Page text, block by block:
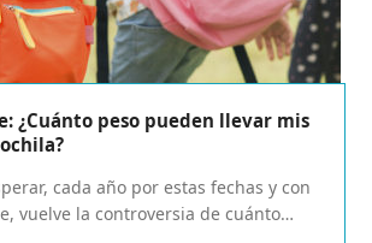
¿Cuánto peso pueden llevar mis
cada año por estas fechas y con
vuelve la controversia de cuánto…